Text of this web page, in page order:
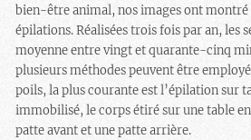
bien-être animal, nos images ont montré
épilations. Réalisées trois fois par an, les
moyenne entre vingt et quarante-cinq
plusieurs méthodes peuvent être
poils, la plus courante est l’épilation sur
immobilisé, le corps étiré sur une table
patte avant et une patte arrière.